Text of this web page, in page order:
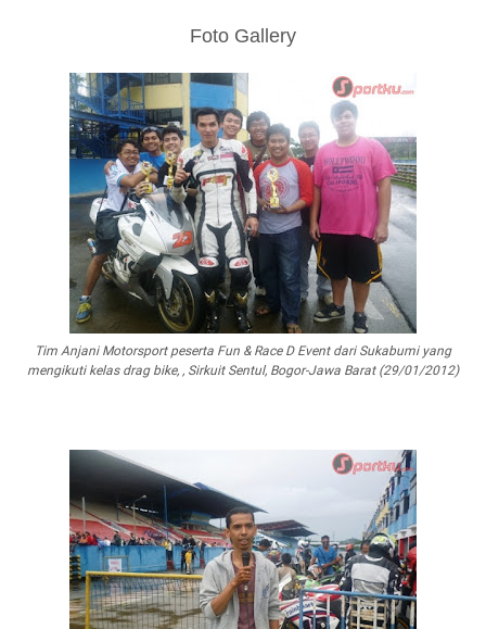
Foto Gallery
Tim Anjani Motorsport peserta Fun & Race D Event dari Sukabumi yang
mengikuti kelas drag bike, , Sirkuit Sentul, Bogor-Jawa Barat (29/01/2012)